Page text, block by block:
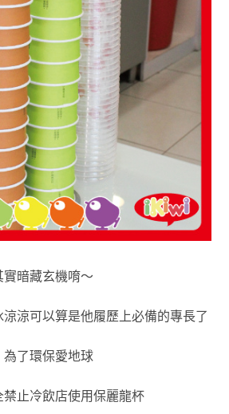
實暗藏玄機唷～
涼可以算是他履歷上必備的專長了
為了環保愛地球
止冷飲店使用保麗龍杯